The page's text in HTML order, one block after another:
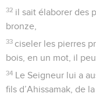
32 il sait élaborer des
bronze,
33 ciseler les pierres
bois, en un mot, il
34 Le Seigneur lui a
fils d’Ahissamak, de